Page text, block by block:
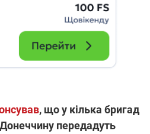
, що у кілька бригад
передадуть